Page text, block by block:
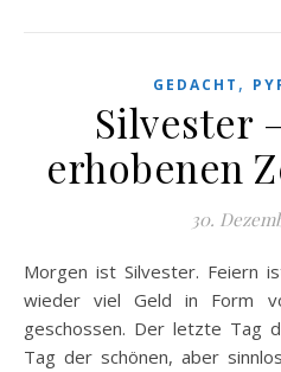
GEDACHT ,
Silvester
erhobenen
30.
Morgen ist Silvester. Feiern ist Pflicht, und natürlich wird
wieder viel Geld in Form
geschossen. Der letzte Tag
Tag der schönen, aber